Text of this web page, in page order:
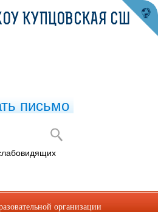
Безопасность
Информационная
КУПЦОВСКАЯ СШ
письмо
организации